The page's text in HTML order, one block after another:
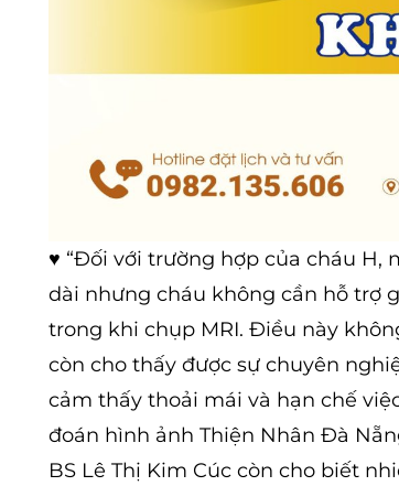
♥ “Đối với trường hợp của cháu
dài nhưng cháu không cần hỗ trợ
trong khi chụp MRI. Điều này
còn cho thấy được sự chuyên
cảm thấy thoải mái và hạn chế
đoán hình ảnh Thiện Nhân Đà
BS Lê Thị Kim Cúc còn cho biết